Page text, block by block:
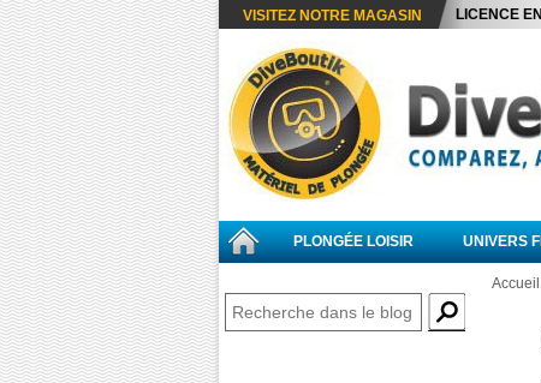
VISITEZ NOTRE MAGASIN LICENCE
PLONGÉE LOISIR UNIVERS